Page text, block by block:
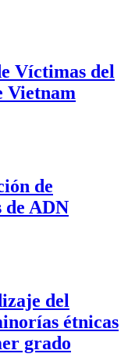
Víctimas del
Vietnam
de
de ADN
del
étnicas
grado